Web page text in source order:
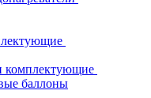
комплектующие
баллоны